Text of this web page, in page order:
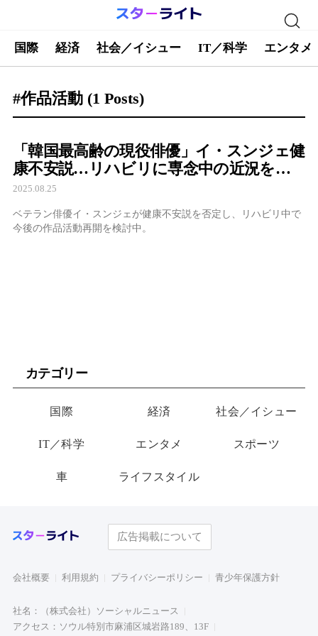
国際 経済 社会／イシュー IT／科学 エンタメ
#作品活動 (1 Posts)
「韓国最高齢の現役俳優」イ・スンジェ健
康不安説…リハビリに専念中の近況を報
告
2025.08.25
ベテラン俳優イ・スンジェが健康不安説を否定し、リハビリ中で
今後の作品活動再開を検討中。
カテゴリー
国際 経済 社会／イシュー
IT／科学 エンタメ スポーツ
車 ライフスタイル
広告掲載について
会社概要 利用規約 プライバシーポリシー 青少年保護方針
社名：（株式会社）ソーシャルニュース
アクセス：ソウル特別市麻浦区城岩路189、13F